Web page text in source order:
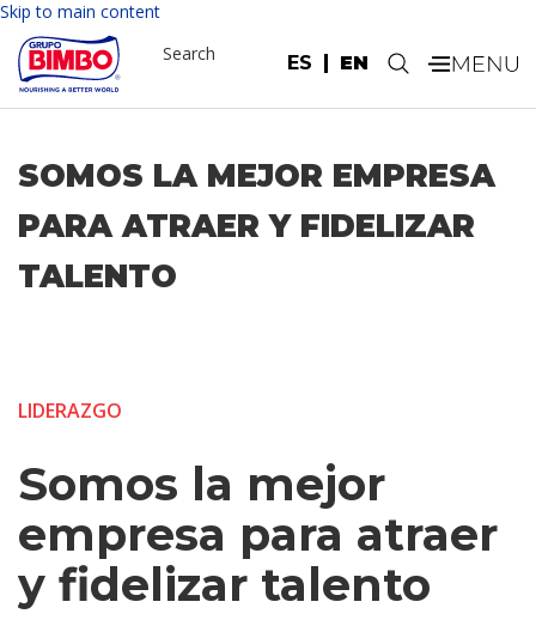
Skip to main content
ES EN
Search .
SOMOS LA MEJOR EMPRESA
PARA ATRAER Y FIDELIZAR
TALENTO
LIDERAZGO
Somos la mejor
empresa para atraer
y fidelizar talento